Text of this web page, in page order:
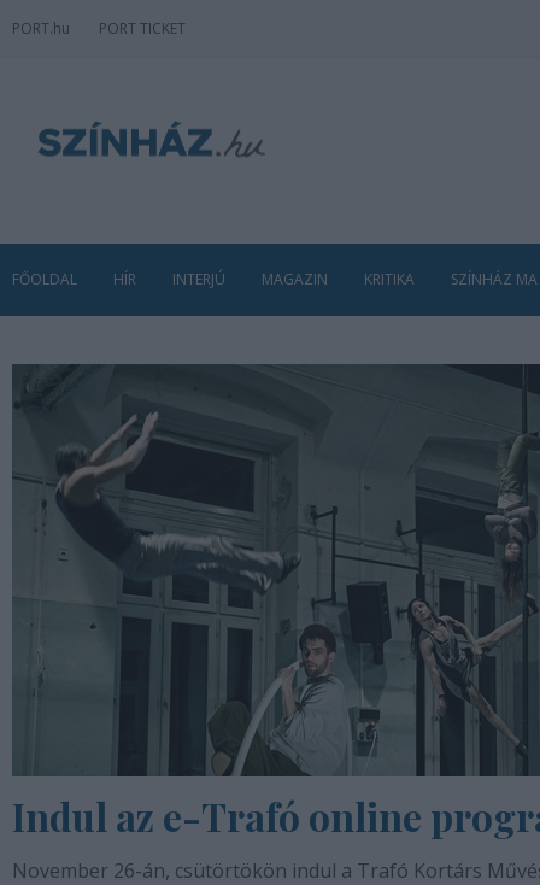
PORT.hu PORT TICKET
FŐOLDAL HÍR INTERJÚ MAGAZIN KRITIKA SZÍNHÁZ MA
Indul az e-Trafó online
November 26-án, csütörtökön indul a Trafó Kortárs